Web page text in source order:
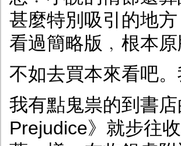
甚麼特別吸引的地
看過簡略版﹐根本
不如去買本來看吧
我有點鬼祟的到書
Prejudice》就步往